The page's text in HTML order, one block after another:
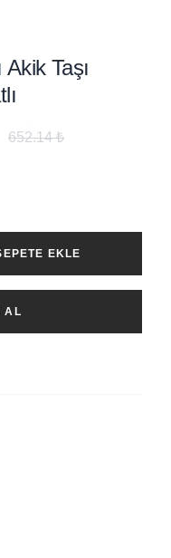
Akik Taşı
652.14 ₺
EKLE
AL